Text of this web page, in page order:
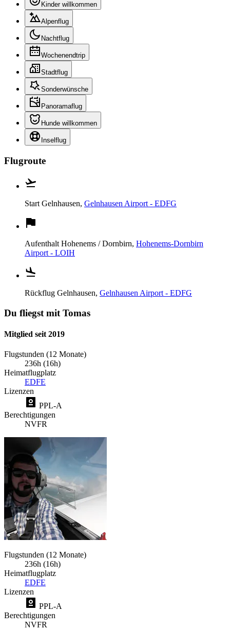
Kinder willkommen
Alpenflug
Nachtflug
Wochenendtrip
Stadtflug
Sonderwünsche
Panoramaflug
Hunde willkommen
Inselflug
Flugroute
Start Gelnhausen, Gelnhausen Airport - EDFG
Aufenthalt Hohenems / Dornbirn, Hohenems-Dornbirn
Airport - LOIH
Rückflug Gelnhausen, Gelnhausen Airport - EDFG
Du fliegst mit Tomas
Mitglied seit 2019
Flugstunden (12 Monate)
236h (16h)
Heimatflugplatz
EDFE
Lizenzen
PPL-A
Berechtigungen
NVFR
Flugstunden (12 Monate)
236h (16h)
Heimatflugplatz
EDFE
Lizenzen
PPL-A
Berechtigungen
NVFR